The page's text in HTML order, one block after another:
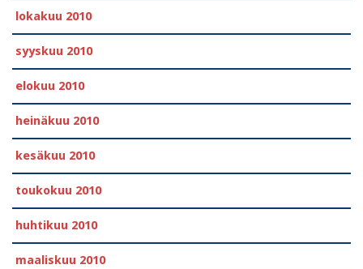
lokakuu 2010
syyskuu 2010
elokuu 2010
heinäkuu 2010
kesäkuu 2010
toukokuu 2010
huhtikuu 2010
maaliskuu 2010